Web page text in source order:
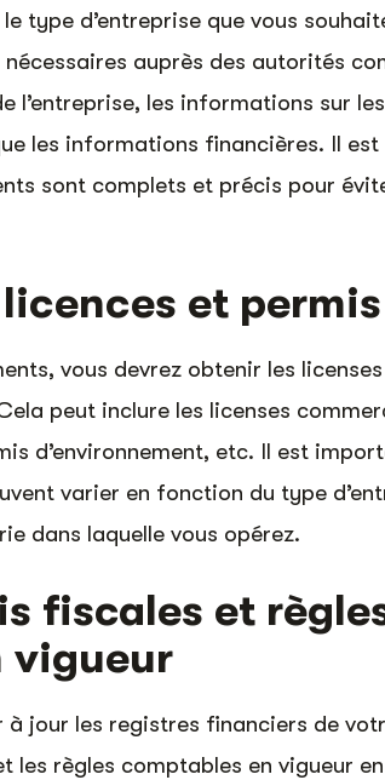
type d’entreprise que vous
auprès des autorités
l’entreprise, les informations sur
les informations financières. Il
sont complets et précis pour
et
vous devrez obtenir les
peut inclure les licenses
d’environnement, etc. Il est
varier en fonction du type
dans laquelle vous opérez.
fiscales et
vigueur
jour les registres financiers de
les règles comptables en vigueur